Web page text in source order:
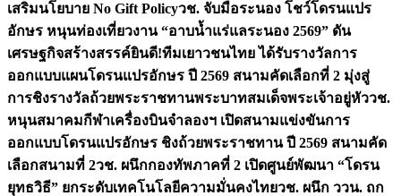
เสริมนโยบาย No Gift Policyวช. จับมือระนอง โชว์โดรนแปร
อักษร หนุนท่องเที่ยวงาน “อาบน้ำแร่แลระนอง 2569” ดัน
เศรษฐกิจสร้างสรรค์ยินดี!ทีมเยาวชนไทย ได้รับรางวัลการ
ออกแบบแผนโดรนแปรอักษร ปี 2569 สนามคัดเลือกที่ 2 มุ่งสู่
การชิงรางวัลถ้วยพระราชทานพระบาทสมเด็จพระเจ้าอยู่หัววช.
หนุนสมาคมกีฬาเครื่องบินจำลองฯ เปิดสนามแข่งขันการ
ออกแบบโดรนแปรอักษร ชิงถ้วยพระราชทาน ปี 2569 สนามคัด
เลือกสนามที่ 2วช. ผนึกกองทัพภาคที่ 2 เปิดศูนย์พัฒนา “โดรน
ยุทธวิธี” ยกระดับเทคโนโลยีความมั่นคงไทยวช. ผนึก ววน. ถก